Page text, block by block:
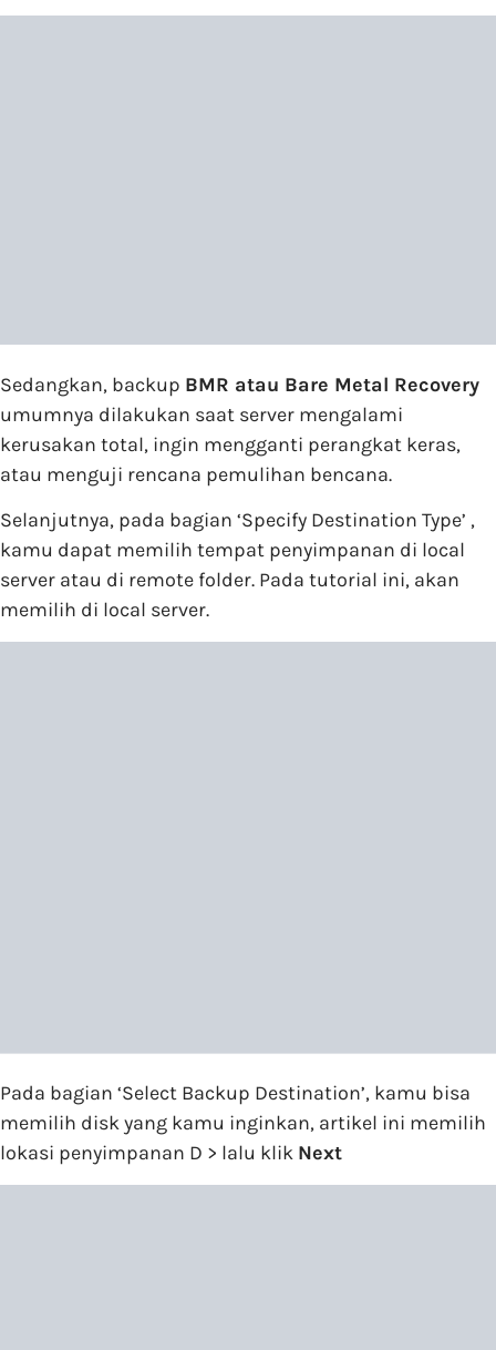
Sedangkan, backup BMR atau Bare Metal Recovery
umumnya dilakukan saat server mengalami
kerusakan total, ingin mengganti perangkat keras,
atau menguji rencana pemulihan bencana.
Selanjutnya, pada bagian ‘Specify Destination Type’ ,
kamu dapat memilih tempat penyimpanan di local
server atau di remote folder. Pada tutorial ini, akan
memilih di local server.
Pada bagian ‘Select Backup Destination’, kamu bisa
memilih disk yang kamu inginkan, artikel ini memilih
lokasi penyimpanan D > lalu klik Next